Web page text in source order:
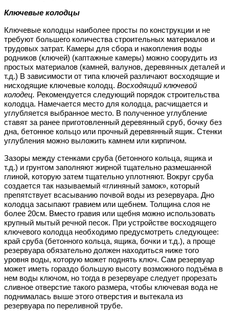
Ключевые колодцы
Ключевые колодцы наиболее просты по конструкции и не
требуют большего количества строительных материалов и
трудовых затрат. Камеры для сбора и накопления воды
родников (ключей) (каптажные камеры) можно соорудить из
простых материалов (камней, валунов, деревянных деталей и
т.д.) В зависимости от типа ключей различают восходящие и
нисходящие ключевые колодц. Восходящий ключевой
колодец. Рекомендуется следующий порядок строительства
колодца. Намечается место для колодца, расчищается и
углубляется выбранное место. В полученное углубление
ставят за ранее приготовленный деревянный сруб, бочку без
дна, бетонное кольцо или прочный деревянный ящик. Стенки
углубления можно выложить камнем или кирпичом.
Зазоры между стенками сруба (бетонного кольца, ящика и
т.д.) и грунтом заполняют жирной тщательно размешанной
глиной, которую затем тщательно уплотняют. Вокруг сруба
создается так называемый «глиняный замок», который
препятствует всасыванию почвой воды из резервуара. Дно
колодца засыпают гравием или щебнем. Толщина слоя не
более 20см. Вместо гравия или щебня можно использовать
крупный мытый речной песок. При устройстве восходящего
ключевого колодца необходимо предусмотреть следующее:
край сруба (бетонного кольца, ящика, бочки и т.д.), а проще
резервуара обязательно должен находиться ниже того
уровня воды, которую может поднять ключ. Сам резервуар
может иметь гораздо большую высоту возможного подъёма в
нем воды ключом, но тогда в резервуаре следует прорезать
сливное отверстие такого размера, чтобы ключевая вода не
поднималась выше этого отверстия и вытекала из
резервуара по переливной трубе.